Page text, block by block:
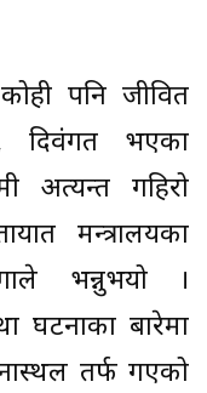
पनि जीवित
दिवंगत भएका
अत्यन्त गहिरो
मन्त्रालयका
भन्नुभयो ।
घटनाका बारेमा
तर्फ गएको